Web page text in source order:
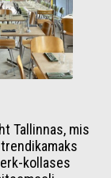
Tallinnas, mis
kollases